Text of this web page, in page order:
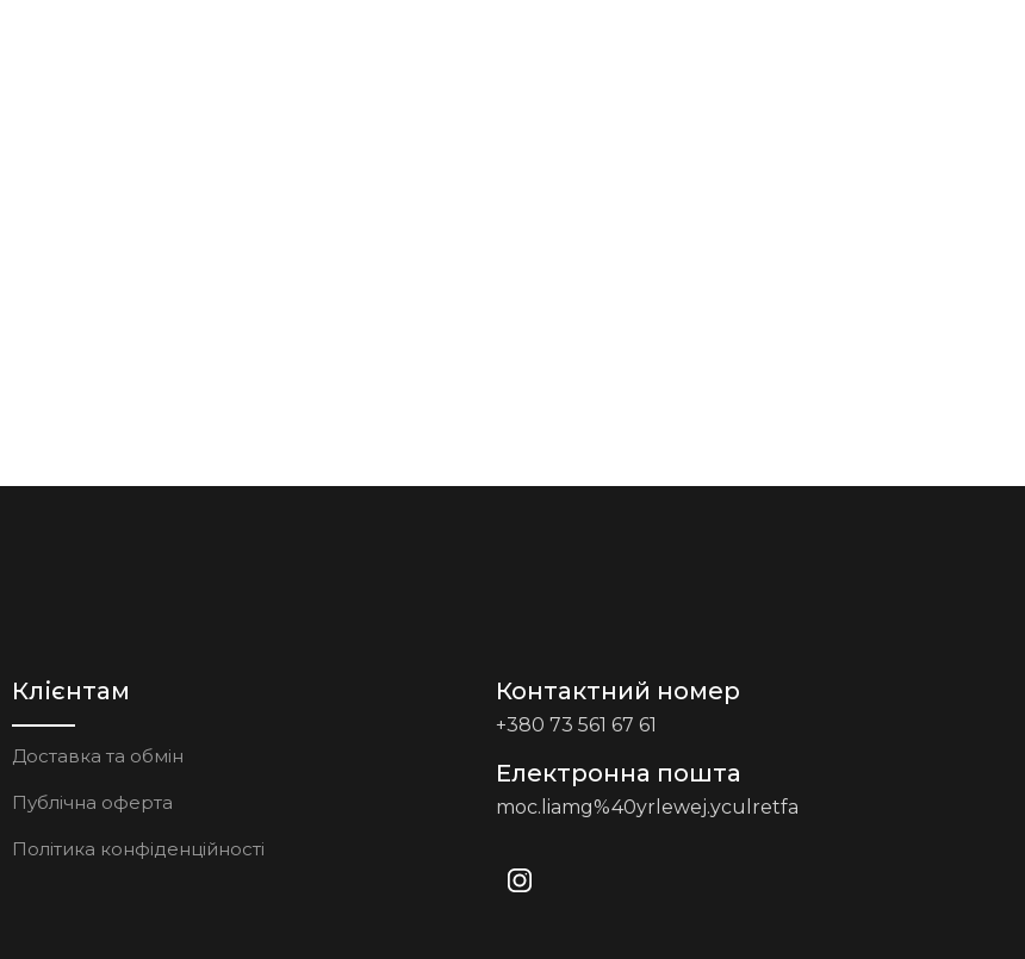
Клієнтам
Доставка та обмін
Публічна оферта
Політика конфіденційності
Контактний номер
+380 73 561 67 61
Електронна пошта
moc.liamg%40yrlewej.yculretfa